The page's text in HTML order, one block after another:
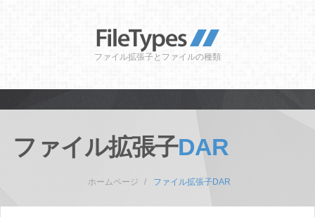
ファイル拡張子とファイルの種類
ファイル拡張子DAR
ホームページ ファイル拡張子DAR